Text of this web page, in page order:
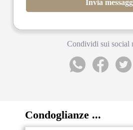
Invia
Condividi sui social
Condoglianze ...